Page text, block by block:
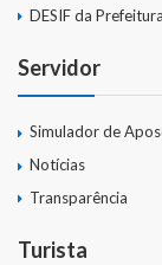
DESIF da
Servidor
Simulador de
Notícias
Transparência
Turista